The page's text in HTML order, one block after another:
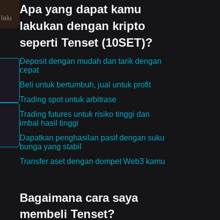
Apa yang dapat kamu
lakukan dengan kripto
seperti Tenset (10SET)?
Deposit dengan mudah dan tarik dengan
cepat
Beli untuk bertumbuh, jual untuk profit
Trading spot untuk arbitrase
Trading futures untuk risiko tinggi dan
imbal hasil tinggi
Dapatkan penghasilan pasif dengan suku
bunga yang stabil
Transfer aset dengan dompet Web3 kamu
Bagaimana cara saya
membeli Tenset?